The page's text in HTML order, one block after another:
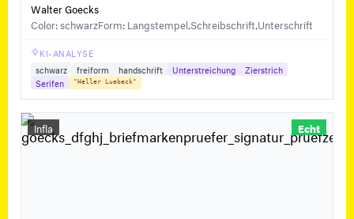
Walter Goecks
Color: schwarzForm: Langstempel,Schreibschrift,Unterschrift
KI-ANALYSE
schwarz
freiform handschrift Unterstreichung
Zierstrich
Serifen
"Heller Luebeck"
Infla Echt